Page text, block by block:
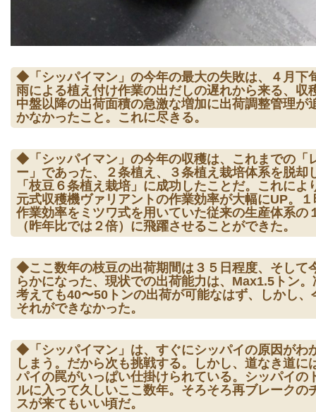
◆「シッパイマン」の今年の最大の失敗は、４月下
雨による植え付け作業の出だしの遅れから来る、収
中盤以降の出荷面積の急激な増加に出荷調整管理が
かなかったこと。これに尽きる。
◆「シッパイマン」の今年の収穫は、これまでの「
ー」であった、２条植え、３条植え栽培体系を脱却
「枝豆６条植え栽培」に成功したことだ。これによ
元式収穫機ヴァリアントの作業効率が大幅にUP。
作業効率をミツワ式を用いていた従来の生産体系の
（昨年比では２倍）に飛躍させることができた。
◆ここ数年の枝豆の出荷期間は３５日程度、そして
らかになった、現状での出荷能力は、Max1.5トン。
考えても40〜50トンの出荷が可能なはず、しかし、
それができなかった。
◆「シッパイマン」は、すぐにシッパイの原因がわ
しまう。だから次も挑戦する。しかし、道なき道に
パイの罠がいっぱい仕掛けられている。シッパイの
ルに入って久しいここ数年。そろそろ再ブレークの
スが来てもいい頃だ。